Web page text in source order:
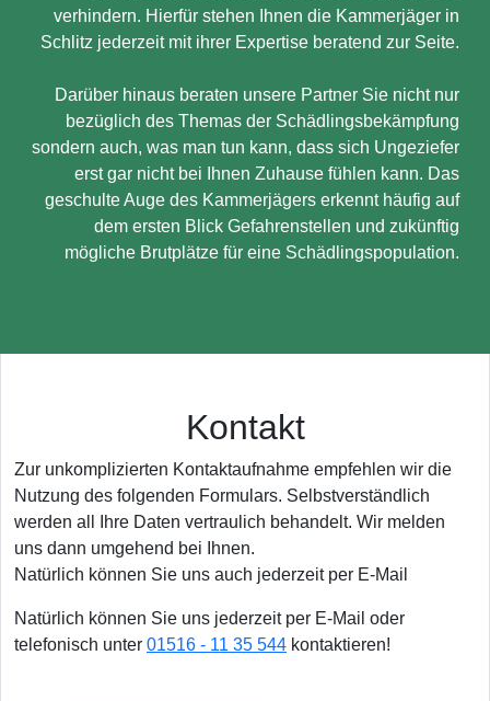
verhindern. Hierfür stehen Ihnen die Kammerjäger in
Schlitz jederzeit mit ihrer Expertise beratend zur Seite.
Darüber hinaus beraten unsere Partner Sie nicht nur
bezüglich des Themas der Schädlingsbekämpfung
sondern auch, was man tun kann, dass sich Ungeziefer
erst gar nicht bei Ihnen Zuhause fühlen kann. Das
geschulte Auge des Kammerjägers erkennt häufig auf
dem ersten Blick Gefahrenstellen und zukünftig
mögliche Brutplätze für eine Schädlingspopulation.
Kontakt
Zur unkomplizierten Kontaktaufnahme empfehlen wir die
Nutzung des folgenden Formulars. Selbstverständlich
werden all Ihre Daten vertraulich behandelt. Wir melden
uns dann umgehend bei Ihnen.
Natürlich können Sie uns auch jederzeit per E-Mail
Natürlich können Sie uns jederzeit per E-Mail oder
telefonisch unter 01516 - 11 35 544 kontaktieren!